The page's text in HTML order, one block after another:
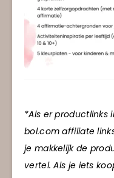
*Als er productlinks
bol.com affiliate
je makkelijk de
vertel. Als je iets